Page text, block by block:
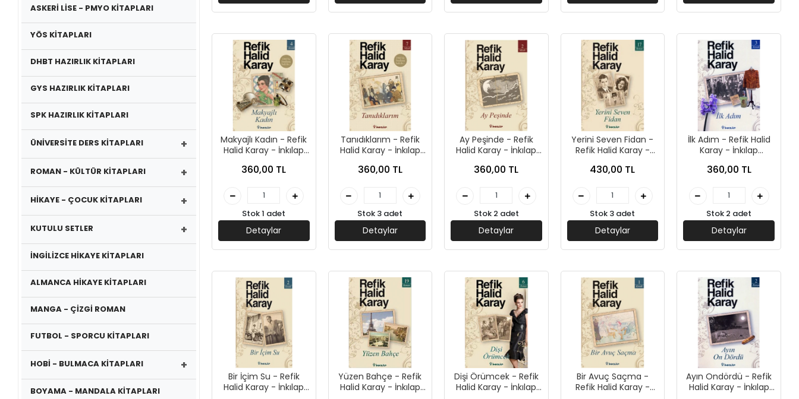
ASKERİ LİSE - PMYO KİTAPLARI
YÖS KİTAPLARI
DHBT HAZIRLIK KİTAPLARI
GYS HAZIRLIK KİTAPLARI
SPK HAZIRLIK KİTAPLARI
ÜNİVERSİTE DERS KİTAPLARI +
ROMAN - KÜLTÜR KİTAPLARI +
HİKAYE - ÇOCUK KİTAPLARI +
KUTULU SETLER +
İNGİLİZCE HİKAYE KİTAPLARI
ALMANCA HİKAYE KİTAPLARI
MANGA - ÇİZGİ ROMAN
FUTBOL - SPORCU KİTAPLARI
HOBİ - BULMACA KİTAPLARI +
BOYAMA - MANDALA KİTAPLARI
Makyajlı Kadın - Refik
Halid Karay - İnkılap
360,00 TL
Stok 1 adet
Detaylar
Tanıdıklarım - Refik
Halid Karay - İnkılap
360,00 TL
Stok 3 adet
Detaylar
Ay Peşinde - Refik
Halid Karay - İnkılap
360,00 TL
Stok 2 adet
Detaylar
Yerini Seven Fidan -
Refik Halid Karay -
430,00 TL
Stok 3 adet
Detaylar
İlk Adım - Refik Halid
Karay - İnkılap
360,00 TL
Stok 2 adet
Detaylar
Bir İçim Su - Refik
Halid Karay - İnkılap
Yüzen Bahçe - Refik
Halid Karay - İnkılap
Dişi Örümcek - Refik
Halid Karay - İnkılap
Bir Avuç Saçma -
Refik Halid Karay -
Ayın Ondördü - Refik
Halid Karay - İnkılap